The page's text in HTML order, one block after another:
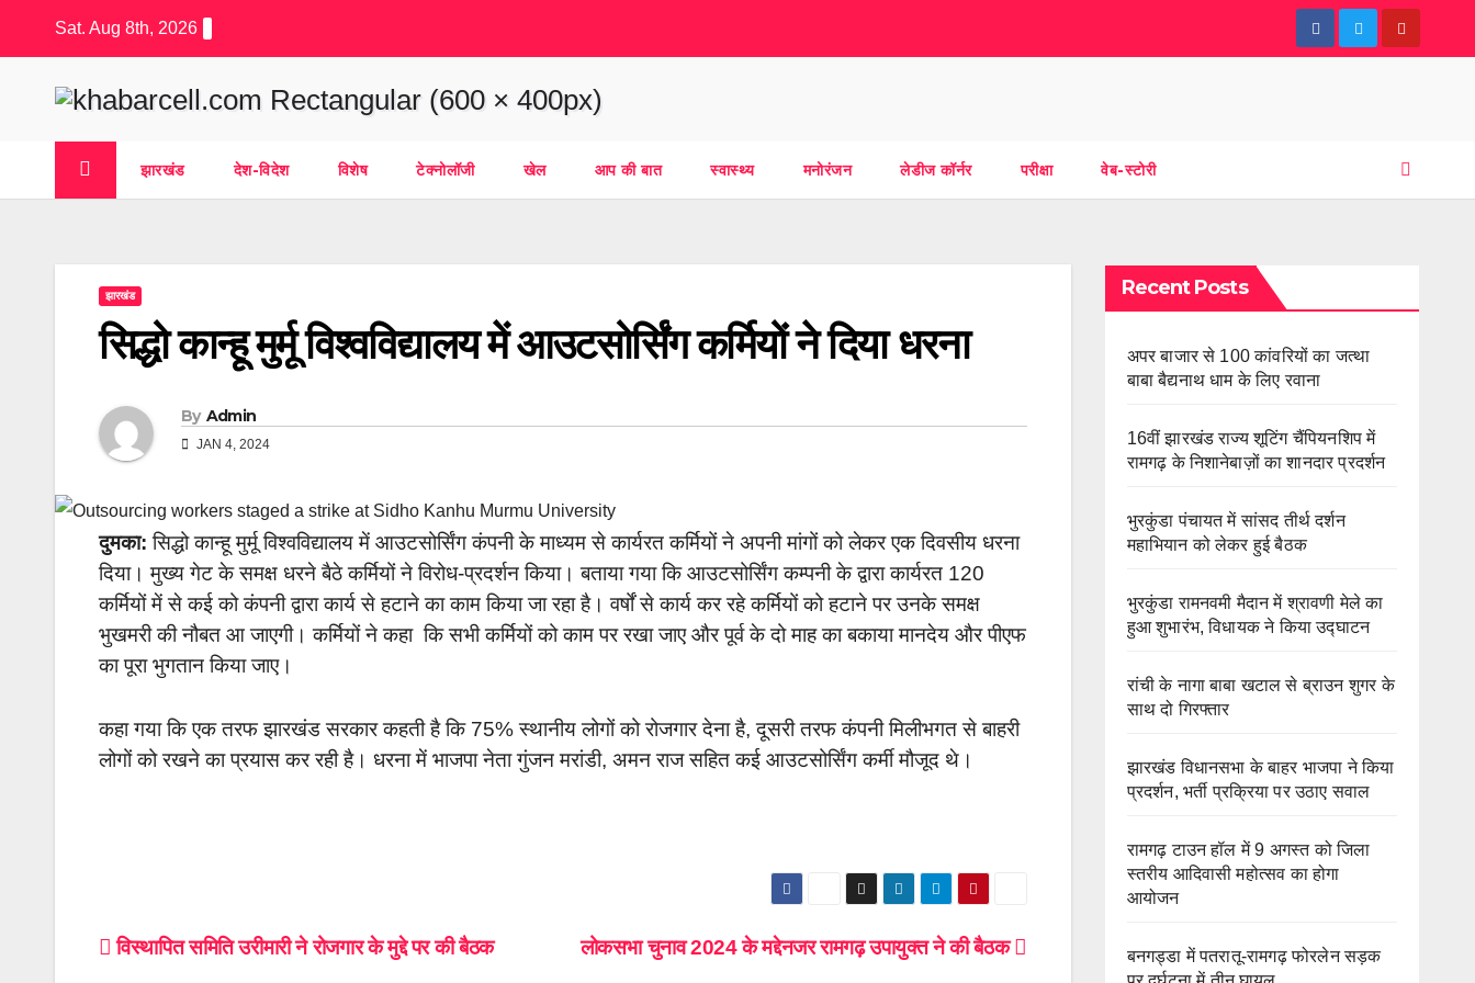
Sat. Aug 8th, 2026
झारखंड देश-विदेश विशेष टेक्नोलॉजी खेल आप की बात स्वास्थ्य मनोरंजन लेडीज कॉर्नर परीक्षा वेब-स्टोरी
झारखंड
सिद्धो कान्हू मुर्मू विश्वविद्यालय में आउटसोर्सिंग कर्मियों ने दिया धरना
By Admin
JAN 4, 2024
दुमका: सिद्धो कान्हू मुर्मू विश्वविद्यालय में आउटसोर्सिंग कंपनी के माध्यम से कार्यरत कर्मियों ने अपनी मांगों को लेकर एक दिवसीय धरना
दिया। मुख्य गेट के समक्ष धरने बैठे कर्मियों ने विरोध-प्रदर्शन किया। बताया गया कि आउटसोर्सिंग कम्पनी के द्वारा कार्यरत 120
कर्मियों में से कई को कंपनी द्वारा कार्य से हटाने का काम किया जा रहा है। वर्षों से कार्य कर रहे कर्मियों को हटाने पर उनके समक्ष
भुखमरी की नौबत आ जाएगी। कर्मियों ने कहा कि सभी कर्मियों को काम पर रखा जाए और पूर्व के दो माह का बकाया मानदेय और पीएफ
का पूरा भुगतान किया जाए।
कहा गया कि एक तरफ झारखंड सरकार कहती है कि 75% स्थानीय लोगों को रोजगार देना है, दूसरी तरफ कंपनी मिलीभगत से बाहरी
लोगों को रखने का प्रयास कर रही है। धरना में भाजपा नेता गुंजन मरांडी, अमन राज सहित कई आउटसोर्सिंग कर्मी मौजूद थे।
Post
लोकसभा चुनाव 2024 के मद्देनजर रामगढ़ उपायुक्त ने की बैठक
विस्थापित समिति उरीमारी ने रोजगार के मुद्दे पर की बैठक
Recent Posts
अपर बाजार से 100 कांवरियों का जत्था
बाबा बैद्यनाथ धाम के लिए रवाना
16वीं झारखंड राज्य शूटिंग चैंपियनशिप में
रामगढ़ के निशानेबाज़ों का शानदार प्रदर्शन
भुरकुंडा पंचायत में सांसद तीर्थ दर्शन
महाभियान को लेकर हुई बैठक
भुरकुंडा रामनवमी मैदान में श्रावणी मेले का
हुआ शुभारंभ, विधायक ने किया उद्घाटन
रांची के नागा बाबा खटाल से ब्राउन शुगर के
साथ दो गिरफ्तार
झारखंड विधानसभा के बाहर भाजपा ने किया
प्रदर्शन, भर्ती प्रक्रिया पर उठाए सवाल
रामगढ़ टाउन हॉल में 9 अगस्त को जिला
स्तरीय आदिवासी महोत्सव का होगा
आयोजन
बनगड्डा में पतरातू-रामगढ़ फोरलेन सड़क